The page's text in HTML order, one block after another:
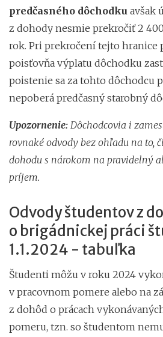
predčasného dôchodku avšak
z dohody nesmie prekročiť 2
rok. Pri prekročení tejto hranice
poisťovňa výplatu dôchodku
poistenie sa za tohto dôchodcu
nepoberá predčasný starobný
Upozornenie: Dôchodcovia i
rovnaké odvody bez ohľadu na to,
dohodu s nárokom na pravidelný
príjem.
Odvody študentov z
o brigádnickej práci
1.1.2024 - tabuľka
Študenti môžu v roku 2024
v pracovnom pomere alebo na
z dohôd o prácach
pomeru, tzn. so študentom